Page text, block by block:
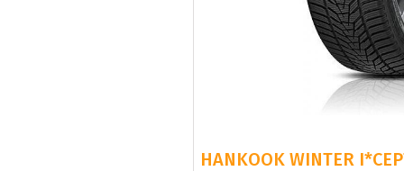
HANKOOK WINTER